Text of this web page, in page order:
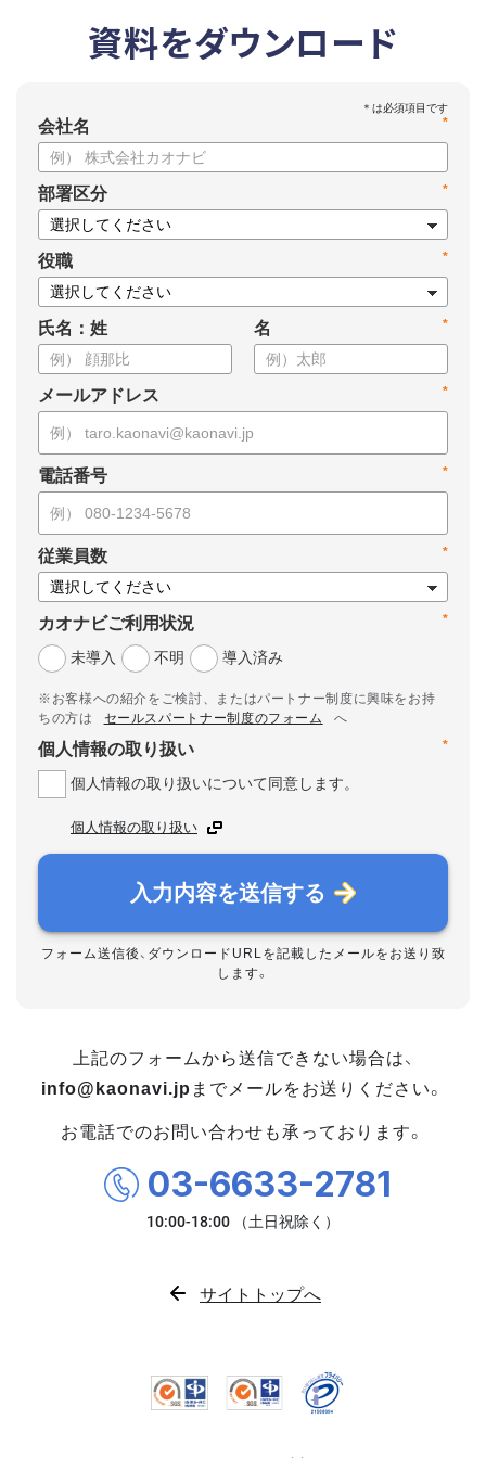
資料をダウンロード
*
会社名
*
部署区分
*
役職
氏名：姓 *
名
*
メールアドレス
*
電話番号
*
従業員数
*
カオナビご利用状況
未導入
不明 導入済み
※お客様への紹介をご検討、またはパートナー制度に興味をお持
ちの方は
セールスパートナー制度のフォーム
へ
*
個人情報の取り扱い
個人情報の取り扱いについて同意します。
個人情報の取り扱い
入力内容を送信する
フォーム送信後、ダウンロードURLを記載したメールをお送り致
します。
上記のフォームから送信できない場合は、
info@kaonavi.jp までメールをお送りください。
お電話でのお問い合わせも承っております。
03-6633-2781
サイトトップへ